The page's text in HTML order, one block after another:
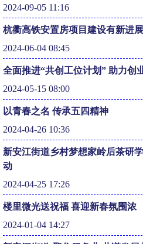
2024-09-05 11:16
杭衢高铁安置房项目建设有新进展
2024-06-04 08:45
全面推进“共创工位计划” 助力创
2024-05-15 08:00
以青春之名 传承五四精神
2024-04-26 10:36
新安江街道乡村梦想家岭后茶研
动
2024-04-25 17:26
楼里微光送祝福 喜迎新春氛围浓
2024-01-04 14:27